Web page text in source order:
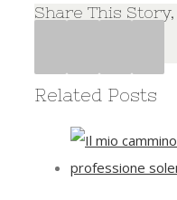
Share This
Related Posts